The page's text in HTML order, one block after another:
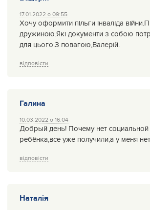
17.01.2022 о 09:55
Хочу оформити пільги інваліда
дружиною.Які документи з собою
для цього.З повагою,Валерій.
відповісти
Галина
10.03.2022 о 16:04
Добрый день! Почему нет
ребёнка,все уже получили,а у меня нет
відповісти
Наталія